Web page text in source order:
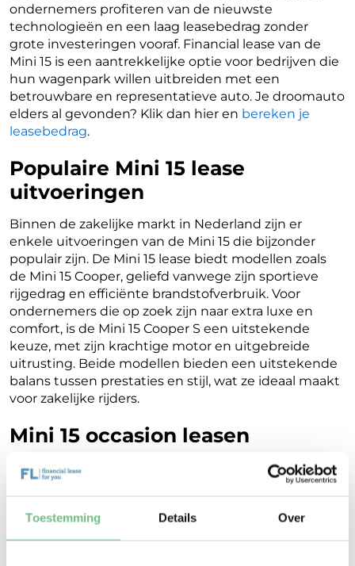
Toestemming Details Over
ondernemers profiteren van de nieuwste
technologieën en een laag leasebedrag zonder
grote investeringen vooraf. Financial lease van de
Mini 15 is een aantrekkelijke optie voor bedrijven die
hun wagenpark willen uitbreiden met een
betrouwbare en representatieve auto. Je droomauto
elders al gevonden? Klik dan hier en bereken je
leasebedrag.
Populaire Mini 15 lease
uitvoeringen
Binnen de zakelijke markt in Nederland zijn er
enkele uitvoeringen van de Mini 15 die bijzonder
populair zijn. De Mini 15 lease biedt modellen zoals
de Mini 15 Cooper, geliefd vanwege zijn sportieve
rijgedrag en efficiënte brandstofverbruik. Voor
ondernemers die op zoek zijn naar extra luxe en
comfort, is de Mini 15 Cooper S een uitstekende
keuze, met zijn krachtige motor en uitgebreide
uitrusting. Beide modellen bieden een uitstekende
balans tussen prestaties en stijl, wat ze ideaal maakt
voor zakelijke rijders.
Mini 15 occasion leasen
Ondernemers kunnen profiteren van de voordelen
van een bijna nieuwe auto tegen een aantrekkelijk
leasen. Financial Lease For You biedt flexibele
voorwaarden en een transparant proces, waardoor